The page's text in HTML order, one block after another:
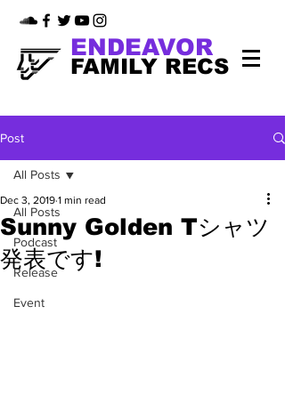
FAMILY RECS
ENDEAVOR
Post
All Posts
Podcast
Release
Event
All Posts
Sunny Golden Tシャツ
発表です!
Dec 3, 2019 1 min read